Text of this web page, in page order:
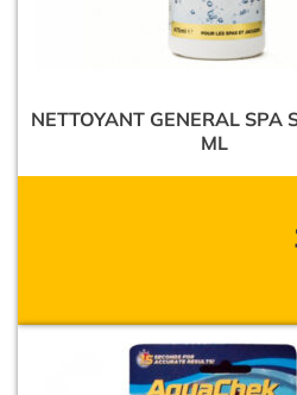
NETTOYANT GENERAL SPA
ML